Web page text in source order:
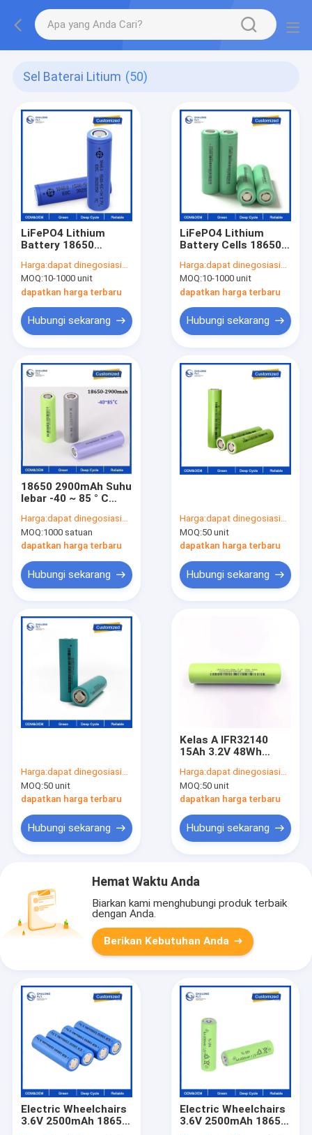
Sel Baterai Litium (50)
LiFePO4 Lithium
Battery 18650
2000mah 2600mah
3400mah 3600mah
Baterai Li-Ion OEM
ODM dapat diisi ulang
Harga:dapat dinegosiasikan
MOQ:10-1000 unit
dapatkan harga terbaru
Hubungi sekarang
LiFePO4 Lithium
Battery Cells 18650
Rechargeable 3.7V
2000mah 2200mah
3000mah 3600mah
Kapasitas Tinggi
Grosir
Harga:dapat dinegosiasikan
MOQ:10-1000 unit
dapatkan harga terbaru
Hubungi sekarang
18650 2900mAh Suhu
lebar -40 ~ 85 ° C
berlaku untuk
pasokan listrik
militer Paket baterai
Harga:dapat dinegosiasikan
MOQ:1000 satuan
dapatkan harga terbaru
Hubungi sekarang
Harga:dapat dinegosiasikan
MOQ:50 unit
dapatkan harga terbaru
Hubungi sekarang
Harga:dapat dinegosiasikan
MOQ:50 unit
dapatkan harga terbaru
Hubungi sekarang
Kelas A IFR32140
15Ah 3.2V 48Wh
Ulang LiFePO4 32140
15000mAh Fosfat
32140 Baterai
Harga:dapat dinegosiasikan
MOQ:50 unit
dapatkan harga terbaru
Hubungi sekarang
Hemat Waktu Anda
Biarkan kami menghubungi produk terbaik
dengan Anda.
Berikan Kebutuhan Anda
Electric Wheelchairs
3.6V 2500mAh 18650
Electric Wheelchairs
3.6V 2500mAh 18650